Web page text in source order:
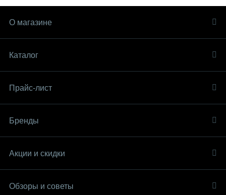
О магазине
Каталог
Прайс-лист
Бренды
Акции и скидки
Обзоры и советы